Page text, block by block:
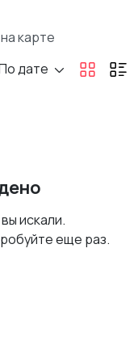
карте
дате
искали.
еще раз.